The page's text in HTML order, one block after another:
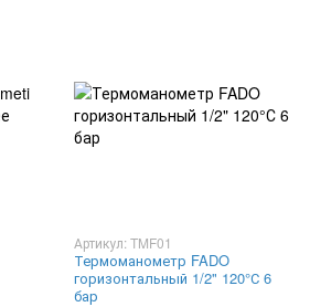
Артикул: TMF01
Термоманометр FADO
горизонтальный 1/2" 120°С 6
бар